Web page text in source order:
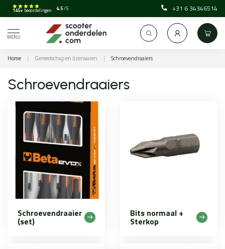
145+ beoordelingen 4.5/5 +31 6 34346514
MENU
Home | Gereedschap en IJzerwaren | Schroevendraaiers
Schroevendraaiers
Schroevendraaier
(set)
Bits normaal +
Sterkop